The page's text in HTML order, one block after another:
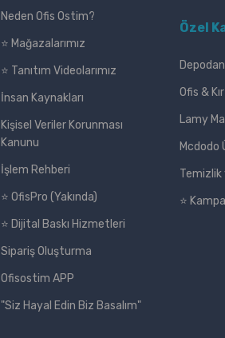
Neden Ofis Ostim?
⭐ Mağazalarımız
⭐ Tanıtım Videolarımız
İnsan Kaynakları
Kişisel Veriler Korunması
Kanunu
İşlem Rehberi
⭐ OfisPro (Yakında)
⭐ Dijital Baskı Hizmetleri
Sipariş Oluşturma
Ofisostim APP
"Siz Hayal Edin Biz Basalım"
Özel
Depodan
Ofis &
Lamy
Mcdodo
Temizlik
⭐